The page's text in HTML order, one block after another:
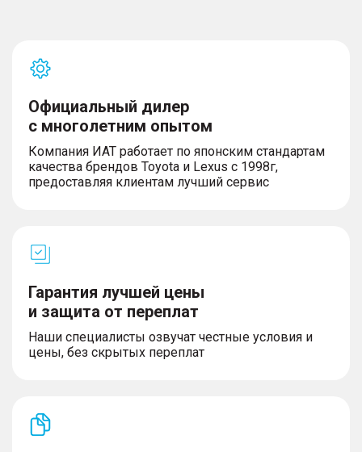
Официальный дилер
с многолетним опытом
Компания ИАТ работает по японским стандартам
качества брендов Toyota и Lexus с 1998г,
предоставляя клиентам лучший сервис
Гарантия лучшей цены
и защита от переплат
Наши специалисты озвучат честные условия и
цены, без скрытых переплат